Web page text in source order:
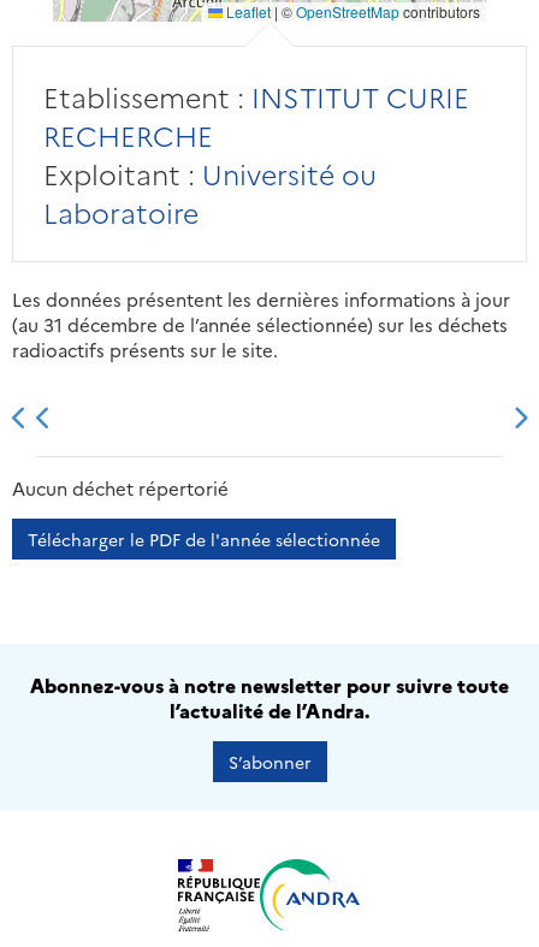
Leaflet | ©OpenStreetMapcontributors
Etablissement : INSTITUT CURIE
RECHERCHE
Exploitant : Université ou
Laboratoire
Les données présentent les dernières informations à jour
(au 31 décembre de l’année sélectionnée) sur les déchets
radioactifs présents sur le site.
2013 2014
Aucun déchet répertorié
Télécharger le PDF de l'année sélectionnée
Abonnez-vous à notre newsletter pour suivre toute
l’actualité de l’Andra.
S’abonner